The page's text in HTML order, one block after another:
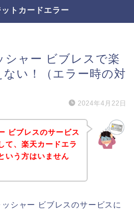
トカードエラー
シャー ビブレスで楽
い！（エラー時の対
2024年4月22日
ビブレスのサービス
て、楽天カードエラ
いう方はいません
シャー ビブレスのサービスに